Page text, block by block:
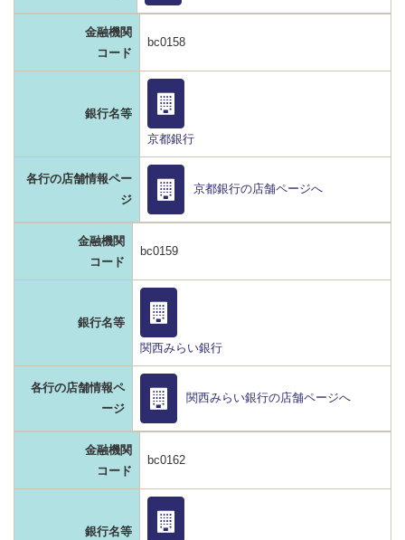
金融機関
コード
bc0158
銀行名等
京都銀行
各行の店舗情報ペー
ジ
京都銀行の店舗ページへ
金融機関
コード
bc0159
銀行名等
関西みらい銀行
各行の店舗情報ペ
ージ
関西みらい銀行の店舗ページへ
金融機関
コード
bc0162
銀行名等